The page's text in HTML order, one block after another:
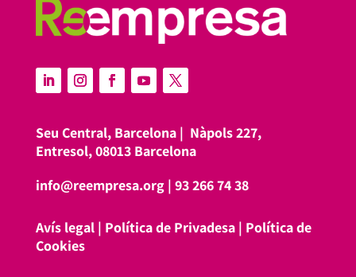
Seu Central, Barcelona | Nàpols 227,
Entresol, 08013 Barcelona
info@reempresa.org| 93 266 74 38
Avís legal| Política de Privadesa| Política de
Cookies